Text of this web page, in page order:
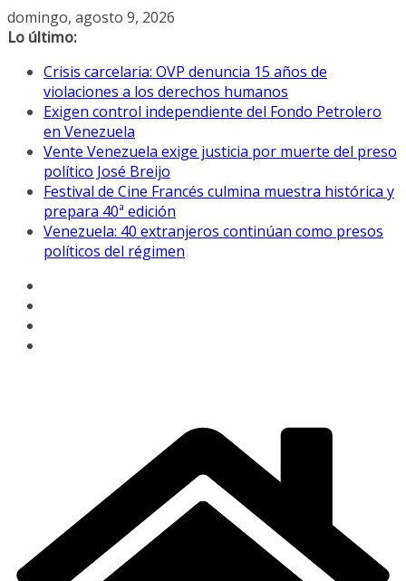
Saltar
al
domingo, agosto 9, 2026
Lo último:
Crisis carcelaria: OVP denuncia 15 años de
violaciones a los derechos humanos
Exigen control independiente del Fondo Petrolero
en Venezuela
Vente Venezuela exige justicia por muerte del preso
político José Breijo
Festival de Cine Francés culmina muestra histórica y
prepara 40ª edición
Venezuela: 40 extranjeros continúan como presos
políticos del régimen